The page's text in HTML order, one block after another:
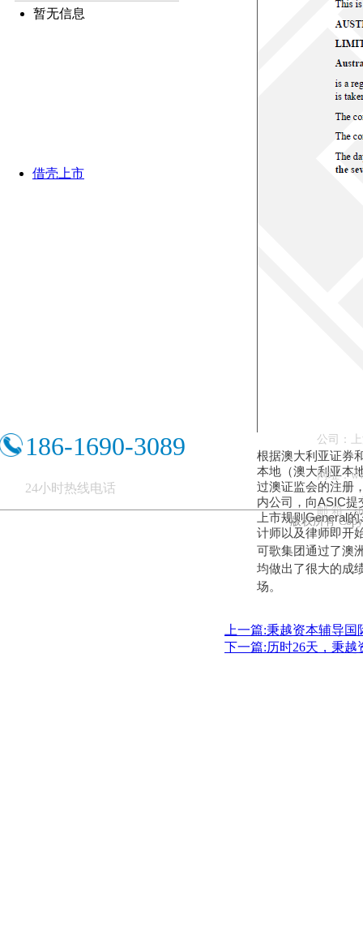
暂无信息
借壳上市
根据澳大利亚证券
本地（澳大利亚本
过澳证监会的注册
内公司， 向ASIC提
上市规则General
计师以及律师即开
可歌集团通过了澳
均做出了很大的成
场。
上一篇:秉越资本辅导
下一篇:历时26天，秉
186-1690-3089
24小时热线电话
公司：
网址
邮 箱：
版权所有